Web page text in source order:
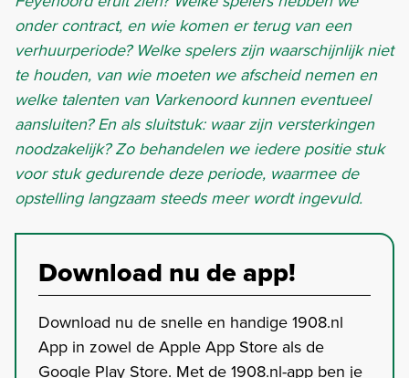
onder contract, en wie komen er terug van een
verhuurperiode? Welke spelers zijn waarschijnlijk niet
te houden, van wie moeten we afscheid nemen en
welke talenten van Varkenoord kunnen eventueel
aansluiten? En als sluitstuk: waar zijn versterkingen
noodzakelijk? Zo behandelen we iedere positie stuk
voor stuk gedurende deze periode, waarmee de
opstelling langzaam steeds meer wordt ingevuld.
Download nu de app!
Download nu de snelle en handige 1908.nl
App in zowel de Apple App Store als de
Google Play Store. Met de 1908.nl-app ben je